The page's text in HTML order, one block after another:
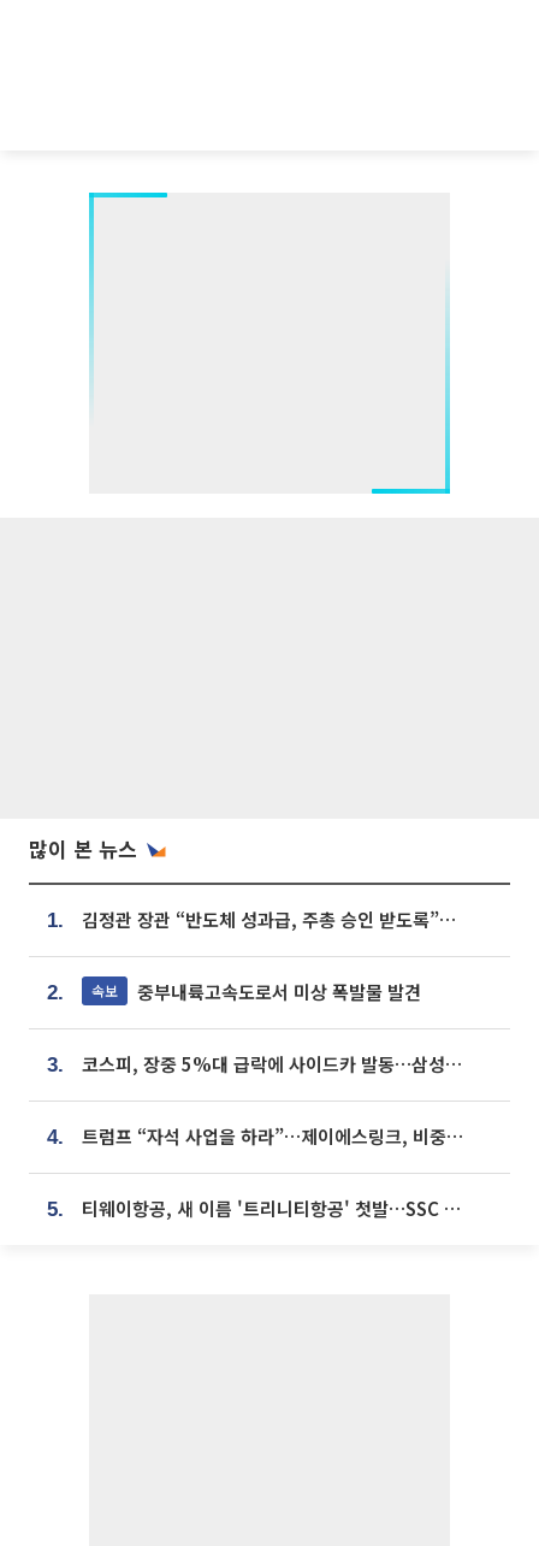
많이 본 뉴스
1. 김정관 장관 “반도체 성과급, 주총 승인 받도록”…상법·자본시장법 개정 시사
2. 속보 중부내륙고속도로서 미상 폭발물 발견
3. 코스피, 장중 5%대 급락에 사이드카 발동…삼성·SK 동반 폭락
4. 트럼프 “자석 사업을 하라”…제이에스링크, 비중국 영구자석 공급망 구축 속도
5. 티웨이항공, 새 이름 '트리니티항공' 첫발…SSC 전략 본격화